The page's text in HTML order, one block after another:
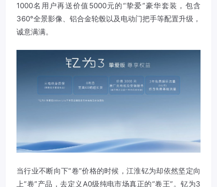
1000名用户再送价值5000元的“挚爱”豪华套装，包含
360°全景影像、铝合金轮毂以及电动门把手等配置升级，
诚意满满。
当行业不断向下“卷”价格的时候，江淮钇为却依然坚定向
上“卷”产品，去定义A0级纯电市场真正的“卷王”。钇为3